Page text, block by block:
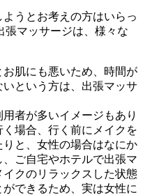
うとお考えの方はいらっ
張マッサージは、様々な
肌にも悪いため、時間が
という方は、出張マッサ
者が多いイメージもあり
場合、行く前にメイクを
と、女性の場合はなにか
ご自宅やホテルで出張マ
クのリラックスした状態
できるため、実は女性に